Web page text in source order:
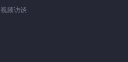
视频访谈